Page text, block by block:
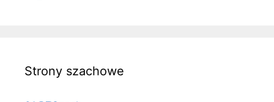
Strony szachowe